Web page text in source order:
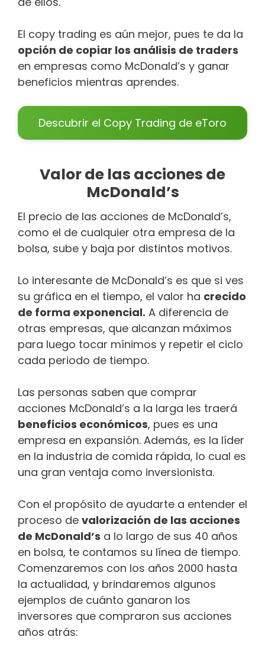
El copy trading es aún mejor, pues te da la
opción de copiar los análisis de traders
en empresas como McDonald’s y ganar
beneficios mientras aprendes.
Descubrir el Copy Trading de eToro
Valor de las acciones de
McDonald’s
El precio de las acciones de McDonald’s,
como el de cualquier otra empresa de la
bolsa, sube y baja por distintos motivos.
Lo interesante de McDonald’s es que si ves
su gráfica en el tiempo, el valor ha crecido
de forma exponencial. A diferencia de
otras empresas, que alcanzan máximos
para luego tocar mínimos y repetir el ciclo
cada periodo de tiempo.
Las personas saben que comprar
acciones McDonald’s a la larga les traerá
beneficios económicos, pues es una
empresa en expansión. Además, es la líder
en la industria de comida rápida, lo cual es
una gran ventaja como inversionista.
Con el propósito de ayudarte a entender el
proceso de valorización de las acciones
de McDonald’s a lo largo de sus 40 años
en bolsa, te contamos su línea de tiempo.
Comenzaremos con los años 2000 hasta
la actualidad, y brindaremos algunos
ejemplos de cuánto ganaron los
inversores que compraron sus acciones
años atrás: